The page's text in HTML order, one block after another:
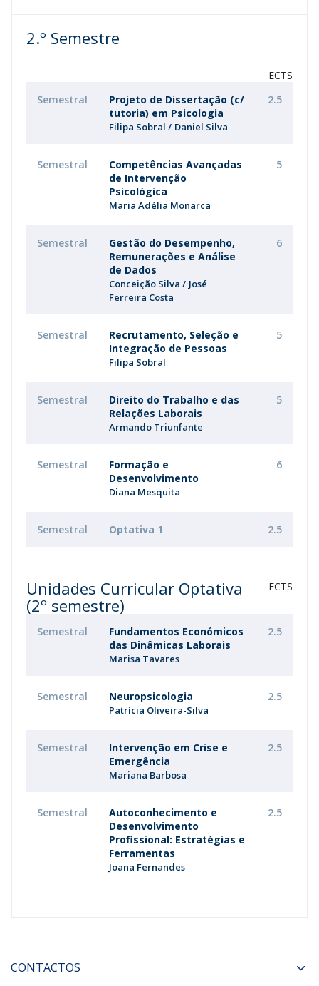
2.º Semestre
ECTS
Semestral
Projeto de Dissertação (c/
tutoria) em Psicologia
Filipa Sobral Daniel Silva
2.5
Semestral
Competências Avançadas
de Intervenção
Psicológica
Maria Adélia Monarca
5
Semestral
Gestão do Desempenho,
Remunerações e Análise
de Dados
Conceição Silva
José
Ferreira Costa
6
Semestral
Recrutamento, Seleção e
Integração de Pessoas
Filipa Sobral
5
Semestral
Direito do Trabalho e das
Relações Laborais
Armando Triunfante
5
Semestral
Formação e
Desenvolvimento
Diana Mesquita
6
Semestral Optativa 1 2.5
Unidades Curricular Optativa
(2º semestre)
ECTS
Semestral
Fundamentos Económicos
das Dinâmicas Laborais
Marisa Tavares
2.5
Semestral Neuropsicologia
Patrícia Oliveira-Silva
2.5
Semestral
Intervenção em Crise e
Emergência
Mariana Barbosa
2.5
Semestral
Autoconhecimento e
Desenvolvimento
Profissional: Estratégias e
Ferramentas
Joana Fernandes
2.5
CONTACTOS